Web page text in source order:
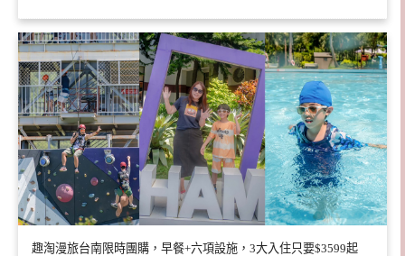
趣淘漫旅台南限時團購，早餐+六項設施，3大入住只要$3599起